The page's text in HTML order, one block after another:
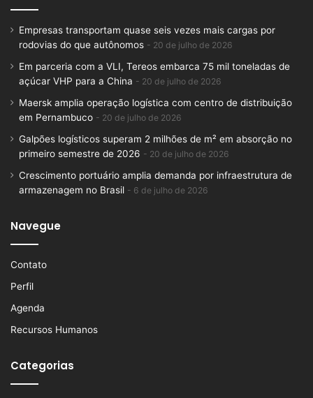
Empresas transportam quase seis vezes mais cargas por
rodovias do que autônomos
20 de julho de 2026
Em parceria com a VLI, Tereos embarca 75 mil toneladas de
açúcar VHP para a China
20 de julho de 2026
Maersk amplia operação logística com centro de distribuição
em Pernambuco
20 de julho de 2026
Galpões logísticos superam 2 milhões de m² em absorção no
primeiro semestre de 2026
20 de julho de 2026
Crescimento portuário amplia demanda por infraestrutura de
armazenagem no Brasil
6 de julho de 2026
Navegue
Contato
Perfil
Agenda
Recursos Humanos
Categorias